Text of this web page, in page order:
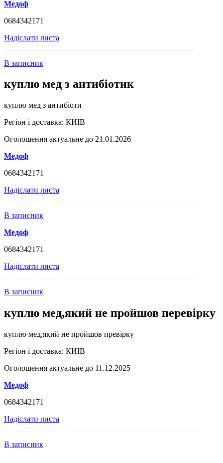
Медоф
0684342171
Надіслати листа
В записник
куплю мед з антибіотик
куплю мед з антибіоти
Регіон і доставка: КИІВ
Оголошення актуальне до 21.01.2026
Медоф
0684342171
Надіслати листа
В записник
Медоф
0684342171
Надіслати листа
В записник
куплю мед,який не пройшов перевірку
куплю мед,який не пройшов превірку
Регіон і доставка: КИІВ
Оголошення актуальне до 11.12.2025
Медоф
0684342171
Надіслати листа
В записник